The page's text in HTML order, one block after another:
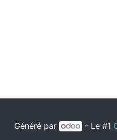
Généré par - Le #1